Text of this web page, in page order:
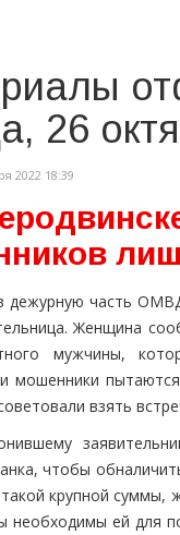
26
2022 18:39
дежурную часть
Женщина
мужчины,
мошенники
взять
чтобы
крупной суммы,
необходимы ей для